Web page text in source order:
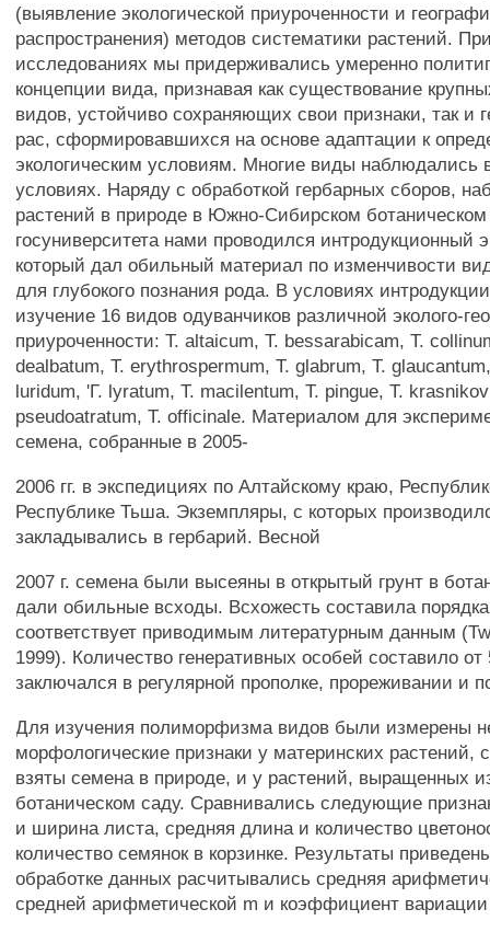
(выявление экологической приуроченности и
распространения) методов систематики растений.
исследованиях мы придерживались умеренно
концепции вида, признавая как существование
видов, устойчиво сохраняющих свои признаки, так и
рас, сформировавшихся на основе адаптации к
экологическим условиям. Многие виды наблюдались
условиях. Наряду с обработкой гербарных сборов,
растений в природе в Южно-Сибирском ботаническом
госуниверситета нами проводился интродукционный
который дал обильный материал по изменчивости
для глубокого познания рода. В условиях
изучение 16 видов одуванчиков различной эколого-
приуроченности: Т. altaicum, Т. bessarabicam, Т.
dealbatum, Т. erythrospermum, Т. glabrum, Т.
luridum, 'Г. lyratum, Т. macilentum, Т. pingue, Т.
pseudoatratum, Т. officinale. Материалом для
семена, собранные в 2005-
2006 гг. в экспедициях по Алтайскому краю,
Республике Тьша. Экземпляры, с которых
закладывались в гербарий. Весной
2007 г. семена были высеяны в открытый грунт в
дали обильные всходы. Всхожесть составила
соответствует приводимым литературным данным
1999). Количество генеративных особей составило
заключался в регулярной прополке, прореживании и
Для изучения полиморфизма видов были измерены
морфологические признаки у материнских растений,
взяты семена в природе, и у растений, выращенных
ботаническом саду. Сравнивались следующие
и ширина листа, средняя длина и количество
количество семянок в корзинке. Результаты
обработке данных расчитывались средняя
средней арифметической m и коэффициент